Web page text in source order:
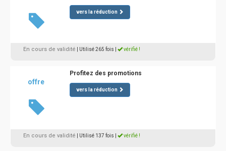
vers la réduction
En cours de validité | Utilisé 265 fois vérifié !
offre
Profitez des promotions
vers la réduction
En cours de validité | Utilisé 137 fois vérifié !